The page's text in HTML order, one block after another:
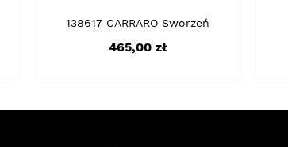
138617 CARRARO Sworzeń
Cena
465,00 zł